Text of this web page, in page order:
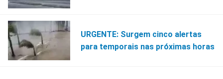
URGENTE: Surgem cinco alertas
para temporais nas próximas horas